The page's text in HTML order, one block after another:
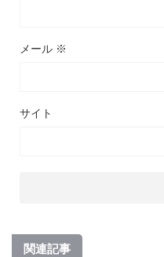
メール ※
サイト
関連記事